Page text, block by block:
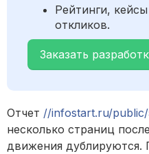
Рейтинги,
откликов.
Заказать
Отчет //infostart.ru/
несколько страниц
движения дублируются.